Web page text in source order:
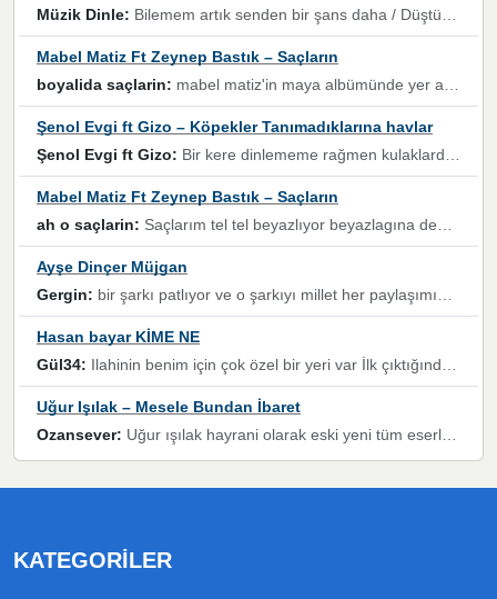
Müzik Dinle: Bilemem artık senden bir şans daha / Düştüğün zaman ben olmayacağım yanında” dizeleri, artık geçmişin tekrarına izin verilmeyeceğini, kişisel sınırların çizildiğini gösteriyor.
Mabel Matiz Ft Zeynep Bastık – Saçların
boyalida saçlarin: mabel matiz'in maya albümünde yer alan güzellerden. parça da şarkı hani! müzikal altyapısına vurulduğum, sözlerinde kaybolduğum bir parça olmuş.
Şenol Evgi ft Gizo – Köpekler Tanımadıklarına havlar
Şenol Evgi ft Gizo: Bir kere dinlememe rağmen kulaklardan gitmiyor sen sen sen sen kurban ol sen sen sen sen hayran ol yükses ses müzik dinleme sebebisiniz canlar bomba gibi patladınız maşallah
Mabel Matiz Ft Zeynep Bastık – Saçların
ah o saçlarin: Saçlarım tel tel beyazlıyor beyazlagına degil yanımda sen yoksun ona üzülüyorum günler bir bir geçiyor geçen günlere değil sensiz geçen günlere darılıyorum,Dinledikce asla kavusamayacagim ama asla unutamicagim sevdiğim adam için yanar içim
Ayşe Dinçer Müjgan
Gergin: bir şarkı patlıyor ve o şarkıyı millet her paylaşımın altına koyuyor ve öyle bir durum hal alıyor ki şarkıyı dinlemeden şarkıdan bikıyorsun Ama bu enteresan bir şekilde dillere dolanıyor millet olarak seviyoruz dertlerle boğuşurken bir yandan da göbek atmayi))) diyeceklerim bu kadar güzel hoş bir sayfa emeğinize sağlık arkadaşlar kolay gelsin
Hasan bayar KİME NE
Gül34: Ilahinin benim için çok özel bir yeri var İlk çıktığında komşum ne kadar yüksek sesle dinliyorsa orada duymuştum ve YouTube'dan aratıp Bu ilahiyi bulmuştum ve sonra müdavimi oldum günlük Ben de 3-5 kere dinleyip ezberleyip artık ilahiye bende eşlik ediyorum yüksek sesle Allah razı olsun hizmet nimettir Rabbim sizin zahmetlerinize de hayırlı nimetler versin Selam ve dua ile Allah'a emanet olun
Uğur Işılak – Mesele Bundan İbaret
Ozansever: Uğur ışılak hayrani olarak eski yeni tüm eserlerini keyifle huzurla dinleyenlerden birisiyim, emeğine saygı duyan gönül veren bunu en güzel şekilde sevenlerine ulaştıran siz değerli sayfa yöneticilerine de teşekkür ederim
KATEGORILER